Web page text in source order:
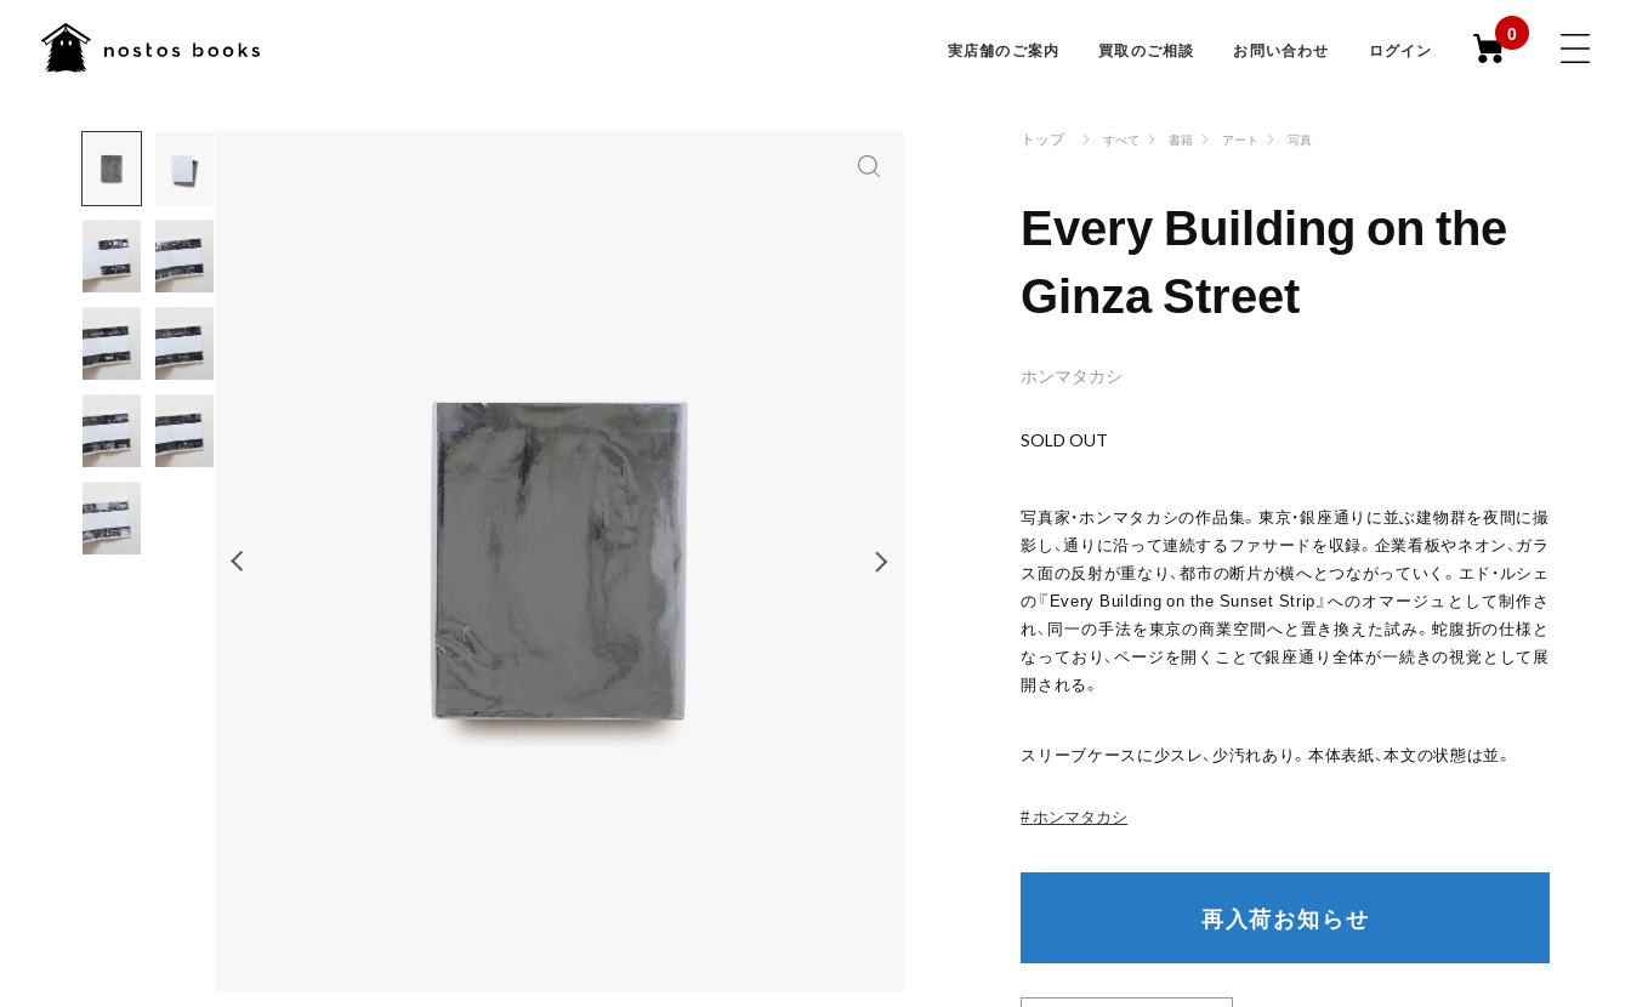
実店舗のご案内 買取のご相談 お問い合わせ ログイン
0
トップ すべて 書籍 アート 写真
Every Building on the
Ginza Street
ホンマタカシ
SOLD OUT
写真家・ホンマタカシの作品集。東京・銀座通りに並ぶ建物群を夜間に撮
影し、通りに沿って連続するファサードを収録。企業看板やネオン、ガラ
ス面の反射が重なり、都市の断片が横へとつながっていく。エド・ルシェ
の『Every Building on the Sunset Strip』へのオマージュとして制作さ
れ、同一の手法を東京の商業空間へと置き換えた試み。蛇腹折の仕様と
なっており、ページを開くことで銀座通り全体が一続きの視覚として展
開される。
スリーブケースに少スレ、少汚れあり。本体表紙、本文の状態は並。
ホンマタカシ
再入荷お知らせ